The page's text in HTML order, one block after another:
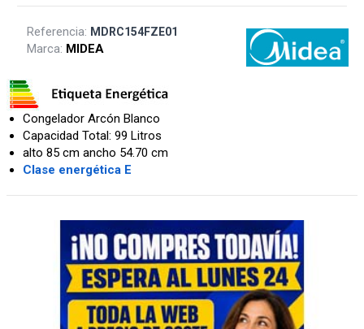
Referencia: MDRC154FZE01
Marca: MIDEA
Congelador Arcón Blanco
Capacidad Total: 99 Litros
alto 85 cm ancho 54.70 cm
Clase energética E